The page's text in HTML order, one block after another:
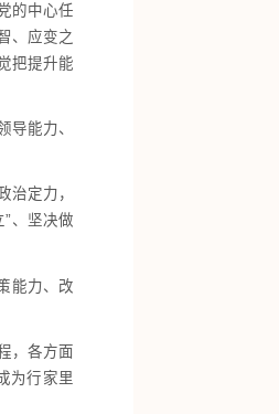
的中心任
、应变之
把提升能
导能力、
治定力，
、坚决做
能力、改
，各方面
为行家里